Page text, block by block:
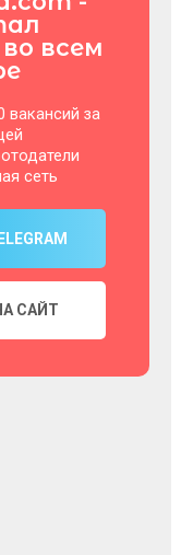
всем
вакансий за
сеть
САЙТ